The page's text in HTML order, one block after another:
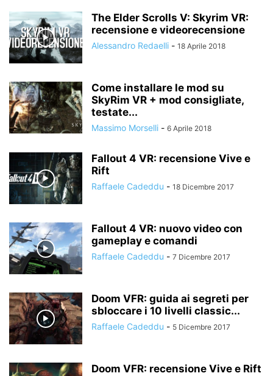
The Elder Scrolls V: Skyrim VR:
recensione e videorecensione
Alessandro Redaelli - 18 Aprile 2018
Come installare le mod su
SkyRim VR + mod consigliate,
testate...
Massimo Morselli - 6 Aprile 2018
Fallout 4 VR: recensione Vive e
Rift
Raffaele Cadeddu - 18 Dicembre 2017
Fallout 4 VR: nuovo video con
gameplay e comandi
Raffaele Cadeddu - 7 Dicembre 2017
Doom VFR: guida ai segreti per
sbloccare i 10 livelli classic...
Raffaele Cadeddu - 5 Dicembre 2017
Doom VFR: recensione Vive e Rift